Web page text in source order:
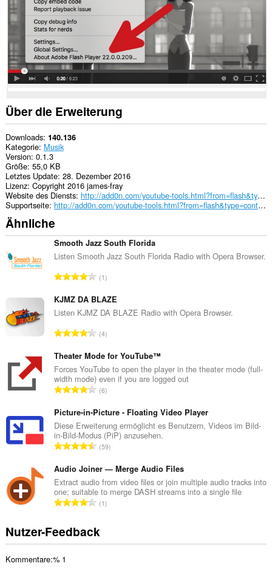
Über die Erweiterung
Downloads 140.136
Kategorie Musik
Version 0.1.3
Größe 55,0 KB
Letztes Update 28. Dezember 2016
Lizenz Copyright 2016 james-fray
Website des Diensts
http://add0n.com/youtube-tools.html?from=flash&type=context
Supportseite
http://add0n.com/youtube-tools.html?from=flash&type=context
Ähnliche
Smooth Jazz South Florida
Listen Smooth Jazz South Florida Radio with Opera Browser.
G
s
a
t
B
e
w
e
r
t
u
n
e
n
:
1
KJMZ DA BLAZE
Listen KJMZ DA BLAZE Radio with Opera Browser.
G
s
a
m
t
B
e
w
e
r
t
u
n
e
n
4
Theater Mode for YouTube™
Forces YouTube to open the player in the theater mode (full-
width mode) even if you are logged out
G
s
a
m
t
B
e
w
e
t
u
6
Picture-in-Picture - Floating Video Player
Diese Erweiterung ermöglicht es Benutzern, Videos im Bild-
in-Bild-Modus (PiP) anzusehen.
G
s
a
m
t
B
e
59
Audio Joiner — Merge Audio Files
Extract audio from video files or join multiple audio tracks into
one; suitable to merge DASH streams into a single file
G
s
a
1
Nutzer-Feedback
Kommentare:% 1